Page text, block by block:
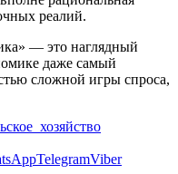
реалий.
— это наглядный
даже самый
сложной игры спроса,
TelegramViber